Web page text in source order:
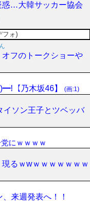
惑…大韓サッカー協会
フォ)
フのトークショーや
【乃木坂46】
(画:1)
イソン王子とツベッバ
にｗｗｗｗ
るｗwｗｗｗｗｗｗｗ
来週発表へ！！